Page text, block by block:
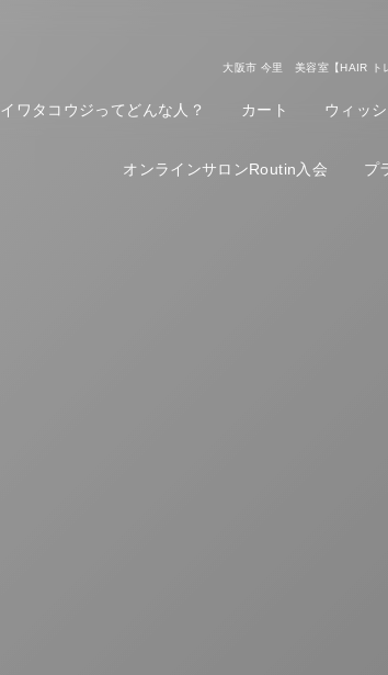
大阪市 今里 美容室【HAIR ト
イワタコウジってどんな人？ カート ウィッ
オンラインサロンRoutin入会 プ